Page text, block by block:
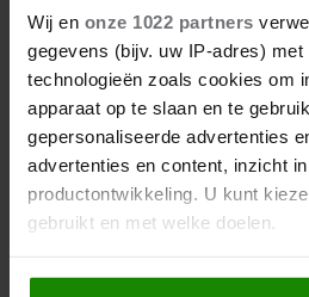
Wij en onze 1022 partners
gegevens (bijv. uw IP-adres) met
technologieën zoals cookies om
apparaat op te slaan en te
gepersonaliseerde advertenties
advertenties en content, inzicht
productontwikkeling. U kunt
gebruikt en met welke doelen.
Als u het toestaat, willen we ook
27 april 2026
DOKKUM PAKT
KONINGSPAAR